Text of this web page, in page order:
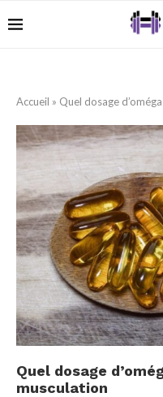
Accueil » Quel dosage
Quel dosage
musculation